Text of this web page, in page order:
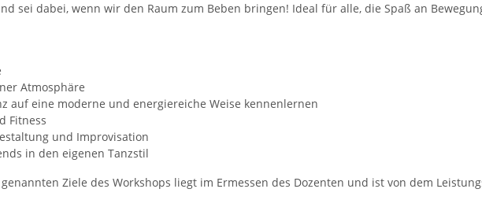
sei dabei, wenn wir den Raum zum Beben bringen! Ideal für alle, die Spaß an
Atmosphäre
auf eine moderne und energiereiche Weise kennenlernen
Fitness
und Improvisation
in den eigenen Tanzstil
Ziele des Workshops liegt im Ermessen des Dozenten und ist von dem